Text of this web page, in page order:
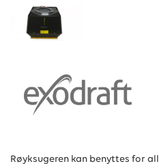
Røyksugeren kan benyttes for